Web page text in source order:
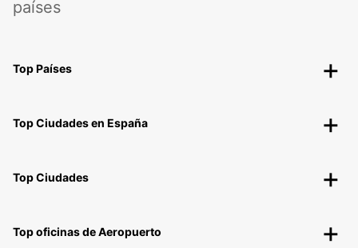
países
Top Países
Top Ciudades en España
Top Ciudades
Top oficinas de Aeropuerto